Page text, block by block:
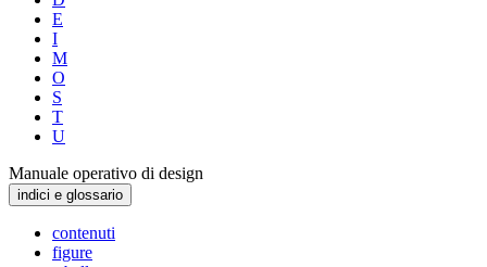
E
I
M
O
S
T
U
Manuale operativo di design
indici e glossario
contenuti
figure